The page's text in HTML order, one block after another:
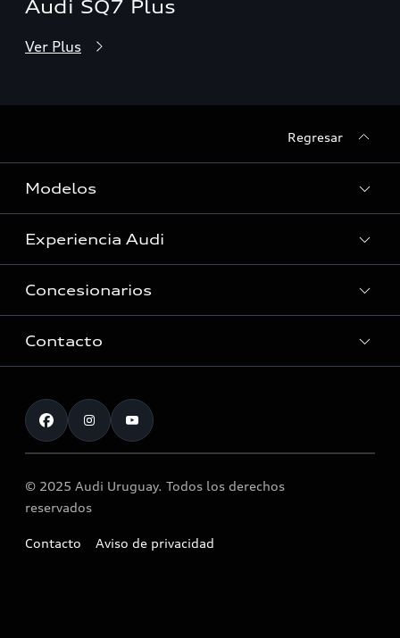
Audi SQ7 Plus
Ver Plus
Regresar
Modelos
Ver Modelos
Experiencia Audi
Historia
Tecnologia quattro®
Audi Motorsport
Noticias
Concesionarios
Audi Zentrum Montevideo
Accesorios originales Audi®
Atención al cliente
Llamado a revisión airbag Takata
Contacto
Atención al cliente
© 2025 Audi Uruguay. Todos los derechos
reservados
Contacto Aviso de privacidad